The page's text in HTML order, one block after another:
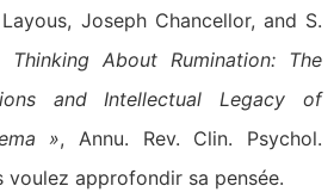
Joseph Chancellor, and S.
Thinking About Rumination: The
and Intellectual Legacy of
», Annu. Rev. Clin. Psychol.
voulez approfondir sa pensée.